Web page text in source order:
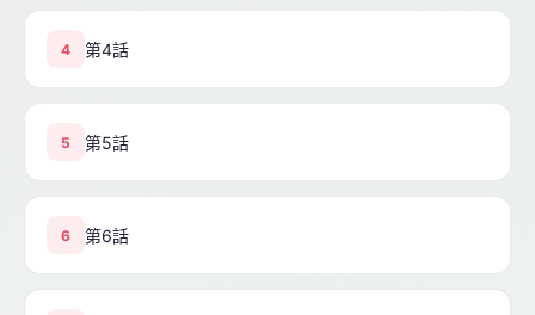
4 第4話
5 第5話
6 第6話